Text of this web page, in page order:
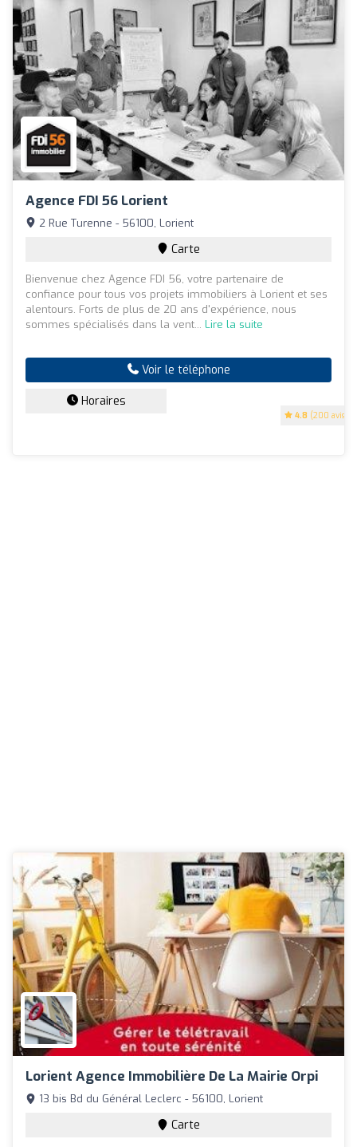
Agence FDI 56 Lorient
4.8 (200 avis)
2 Rue Turenne - 56100, Lorient
Carte
Bienvenue chez Agence FDI 56, votre partenaire de
confiance pour tous vos projets immobiliers à Lorient et ses
alentours. Forts de plus de 20 ans d'expérience, nous
sommes spécialisés dans la vent... Lire la suite
Voir le téléphone
Horaires
Lorient Agence Immobilière De La Mairie Orpi
13 bis Bd du Général Leclerc - 56100, Lorient
Carte